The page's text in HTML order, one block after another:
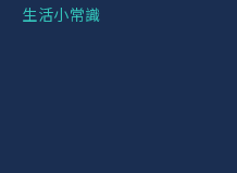
生活小常識